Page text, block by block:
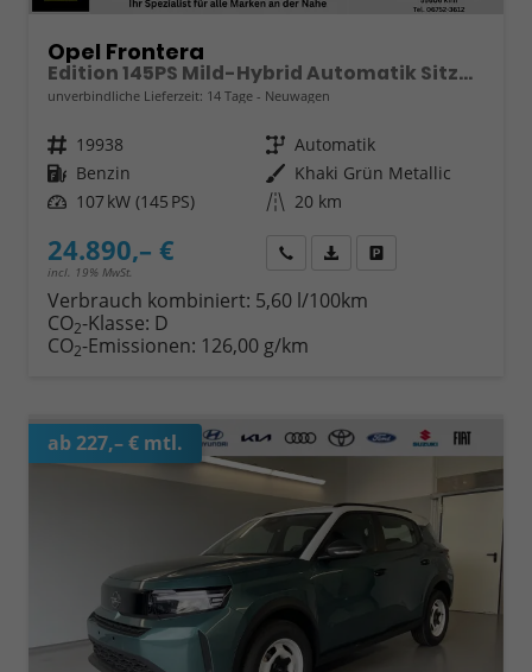
Opel Frontera
Edition 145PS Mild-Hybrid Automatik Sitzheizung+Kamera+ParkPilot
unverbindliche Lieferzeit: 14 Tage Neuwagen
Fahrzeugnr. 19938 Getriebe Automatik
Kraftstoff Benzin Außenfarbe Khaki Grün Metallic
Leistung 107 kW (145 PS) Kilometerstand 20 km
24.890,– €
incl. 19% MwSt.
Wir rufen Sie anFahrzeugexposé (PDF)
Verbrauch kombiniert: 5,60 l/100km
CO2-Klasse: D
CO2-Emissionen: 126,00 g/km
ab 227,– € mtl.